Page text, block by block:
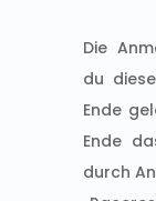
Die
du
Ende
Ende
durch